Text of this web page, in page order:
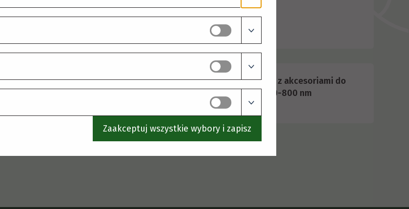
hydrogeologiczną oraz
dokumentacją w celu uzyskania
wyposażeniem
Spektrometr z akcesoriami do
12.10.2020 Spektrometr z akcesoriami do
pomiaru w zakresie 300-800 nm
Zaakceptuj wszystkie wybory i zapisz